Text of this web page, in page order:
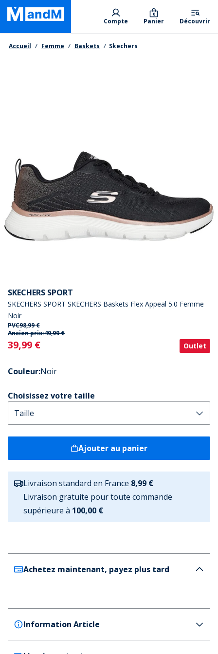
Skip
main
content
Primary departments
Compte Panier
0
Découvrir
Fil d'Ariane
Accueil Femme Baskets Skechers
SKECHERS SPORT
SKECHERS SPORT SKECHERS Baskets Flex Appeal 5.0 Femme
Noir
PVC98,99 €
Ancien prix:49,99 €
Current
39,99 € Outlet
Couleur:Noir
Choisissez votre taille
Ajouter au panier
Livraison standard en France 8,99 €
Livraison gratuite pour toute commande
supérieure à 100,00 €
Achetez maintenant, payez plus tard
Information Article